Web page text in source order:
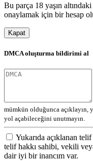
Bu parça 18 yaşın altındaki
onaylamak için bir hesap
Kapat
DMCA oluşturma bildirimi al
mümkün olduğunca açıklayın,
yol açabileceğini unutmayın.
Yukarıda açıklanan telif
telif hakkı sahibi, vekili
dair iyi bir inancım var.